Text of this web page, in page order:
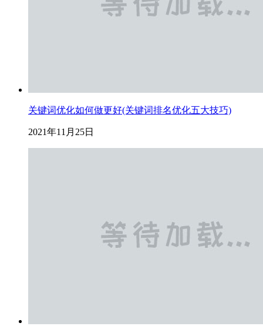
关键词优化如何做更好(关键词排名优化五大技巧)
2021年11月25日